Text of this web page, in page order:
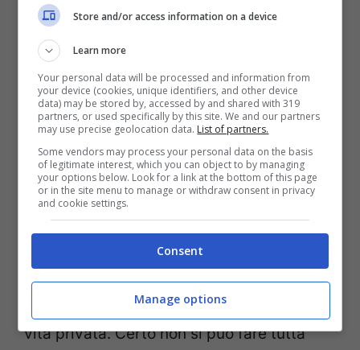
menti dei più piccoli. Il problema è che non
se ne accorge nessuno, il problema è che i
nostri figli cresceranno con esempi di
giocatori presuntuosi che non conoscono
l’umiltà, di campioni eccezionali ma senza
un briciolo di cervello, di gente che perde
tempo a pettinarsi negli spogliatoi per poi
arrendersi in campo al primo ostacolo. I
nostri figli cresceranno sapendo che per
risolvere un problema basterà un calcione
o si sentiranno liberi di andare allo stadio
per litigare o per sfogare delusioni della
vita privata. Certo non si può fare tutta
Store and/or access information on a device
Learn more
Your personal data will be processed and information from
your device (cookies, unique identifiers, and other device
data) may be stored by, accessed by and shared with 319
partners, or used specifically by this site. We and our partners
may use precise geolocation data. List of partners.
Some vendors may process your personal data on the basis
of legitimate interest, which you can object to by managing
your options below. Look for a link at the bottom of this page
or in the site menu to manage or withdraw consent in privacy
and cookie settings.
Consent
Manage options